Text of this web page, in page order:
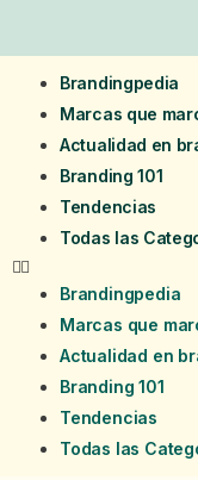
Brandingpedia
Marcas que
Actualidad en
Branding 101
Tendencias
Todas las
Brandingpedia
Marcas que
Actualidad en
Branding 101
Tendencias
Todas las